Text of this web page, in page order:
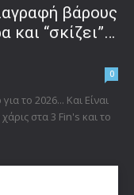
βάρους
και “σκίζει”…
0
το 2026... Και Είναι
στα 3 Fin's και το